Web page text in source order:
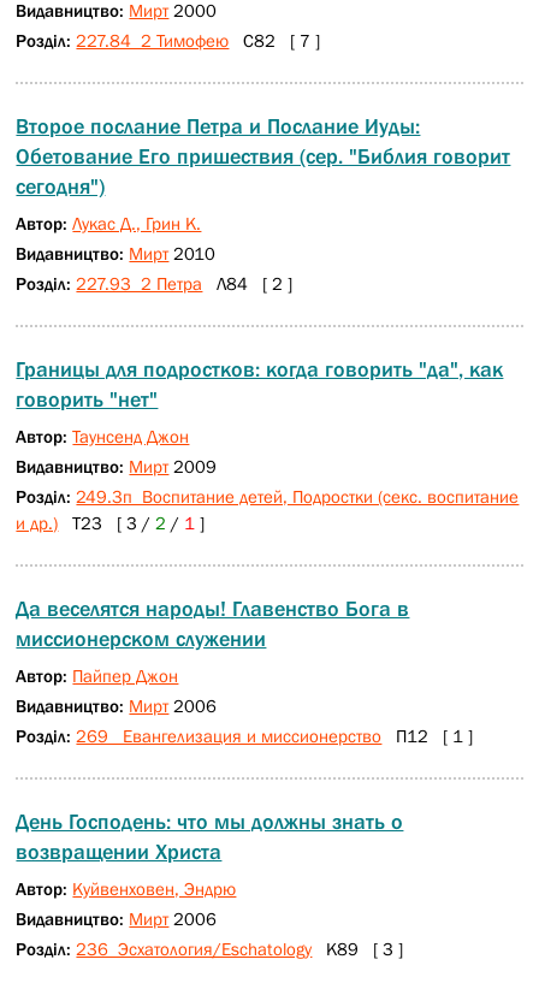
Видавництво: Мирт2000
Розділ: 227.84 2 Тимофею С82 [ 7 ]
Второе послание Петра и Послание Иуды:
Обетование Его пришествия (сер. "Библия говорит
сегодня")
Автор:Лукас Д., Грин К.
Видавництво: Мирт2010
Розділ: 227.93 2 Петра Л84 [ 2 ]
Границы для подростков: когда говорить "да", как
говорить "нет"
Автор:Таунсенд Джон
Видавництво: Мирт2009
Розділ: 249.3п Воспитание детей, Подростки (секс. воспитание
и др.) Т23 [ 3 / 2 / 1]
Да веселятся народы! Главенство Бога в
миссионерском служении
Автор: Пайпер Джон
Видавництво: Мирт2006
Розділ: 269 Евангелизация и миссионерство П12 [ 1 ]
День Господень: что мы должны знать о
возвращении Христа
Автор: Куйвенховен, Эндрю
Видавництво: Мирт2006
Розділ: 236 Эсхатология/Eschatology К89 [ 3 ]